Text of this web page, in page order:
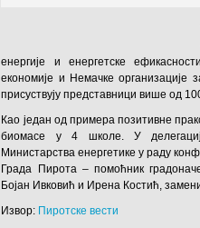
енергије и енергетске
економије и Немачке организације
присуствују представници више од
Као један од примера позитивне
биомасе у 4 школе. У
Министарства енергетике у раду
Града Пирота – помоћник
Бојан Ивковић и Ирена Костић,
Извор: Пиротске вести